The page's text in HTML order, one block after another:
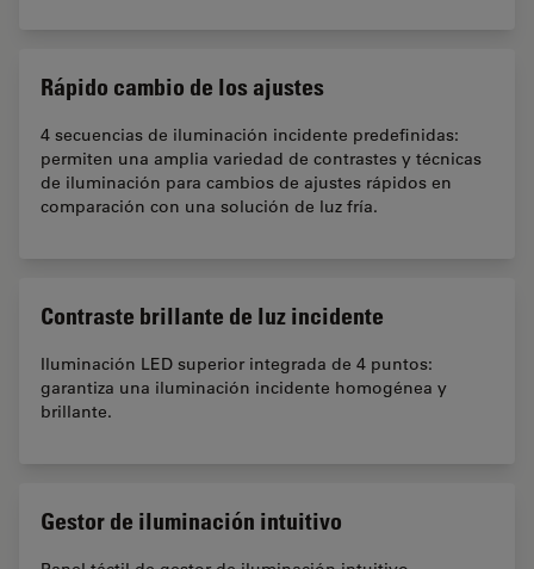
Rápido cambio de los ajustes
4 secuencias de iluminación incidente predefinidas:
permiten una amplia variedad de contrastes y técnicas
de iluminación para cambios de ajustes rápidos en
comparación con una solución de luz fría.
Contraste brillante de luz incidente
Iluminación LED superior integrada de 4 puntos:
garantiza una iluminación incidente homogénea y
brillante.
Gestor de iluminación intuitivo